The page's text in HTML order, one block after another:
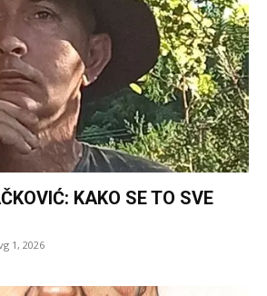
KAKO SE TO SVE
1, 2026